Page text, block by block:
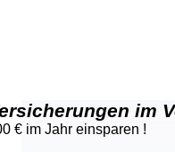
im
€ im Jahr einsparen !